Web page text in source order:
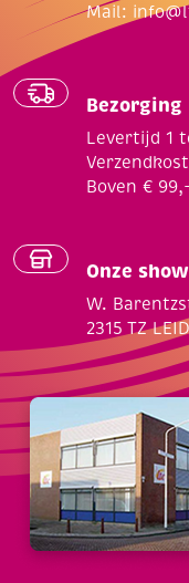
Mail:
Bezorging
Levertijd 1
Boven €
Onze
W.
2315 TZ